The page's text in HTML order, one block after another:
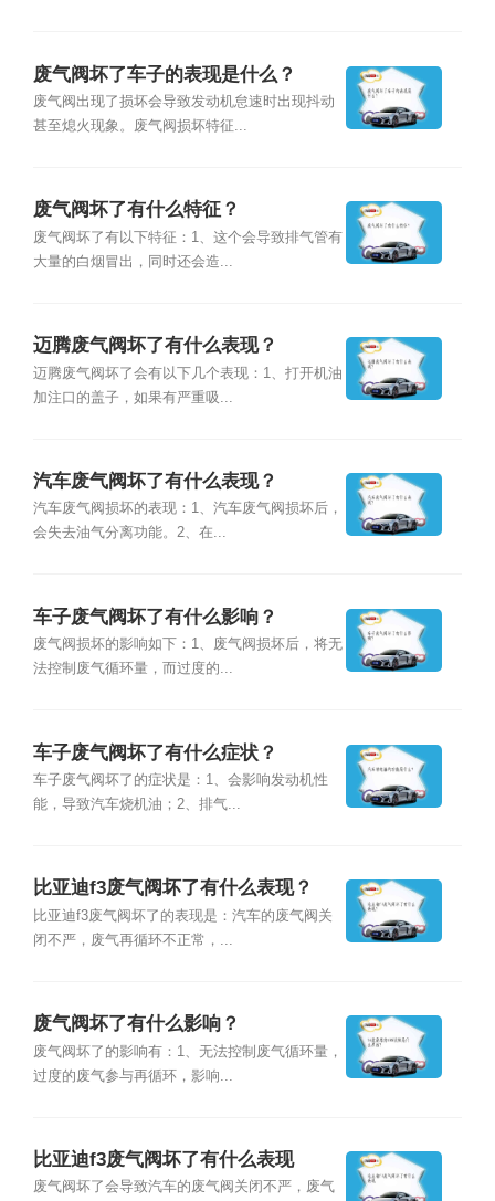
废气阀坏了车子的表现是什么？
废气阀出现了损坏会导致发动机怠速时出现抖动
甚至熄火现象。废气阀损坏特征...
废气阀坏了有什么特征？
废气阀坏了有以下特征：1、这个会导致排气管有
大量的白烟冒出，同时还会造...
迈腾废气阀坏了有什么表现？
迈腾废气阀坏了会有以下几个表现：1、打开机油
加注口的盖子，如果有严重吸...
汽车废气阀坏了有什么表现？
汽车废气阀损坏的表现：1、汽车废气阀损坏后，
会失去油气分离功能。2、在...
车子废气阀坏了有什么影响？
废气阀损坏的影响如下：1、废气阀损坏后，将无
法控制废气循环量，而过度的...
车子废气阀坏了有什么症状？
车子废气阀坏了的症状是：1、会影响发动机性
能，导致汽车烧机油；2、排气...
比亚迪f3废气阀坏了有什么表现？
比亚迪f3废气阀坏了的表现是：汽车的废气阀关
闭不严，废气再循环不正常，...
废气阀坏了有什么影响？
废气阀坏了的影响有：1、无法控制废气循环量，
过度的废气参与再循环，影响...
比亚迪f3废气阀坏了有什么表现
废气阀坏了会导致汽车的废气阀关闭不严，废气